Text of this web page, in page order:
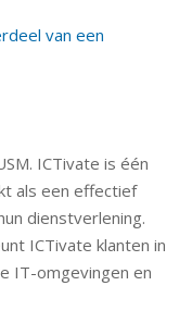
van een
ICTivate is één
als een effectief
dienstverlening.
ICTivate klanten in
IT-omgevingen en